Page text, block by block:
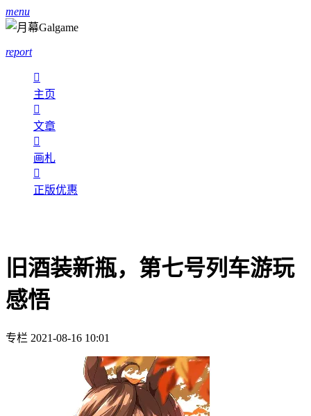
menu
report

主页

文章

画札

正版优惠
旧酒装新瓶，第七号列车游玩
感悟
专栏 2021-08-16 10:01